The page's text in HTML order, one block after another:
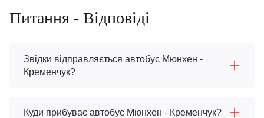
Питання - Відповіді
Звідки відправляється автобус Мюнхен -
Кременчук?
Куди прибуває автобус Мюнхен - Кременчук?